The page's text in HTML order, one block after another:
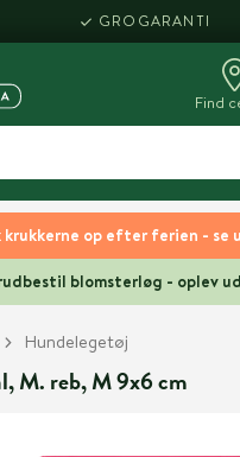
krukkerne op efter ferien - se
blomsterløg - oplev
GROGARANTI
Find
Hundelegetøj
M. reb, M 9x6 cm